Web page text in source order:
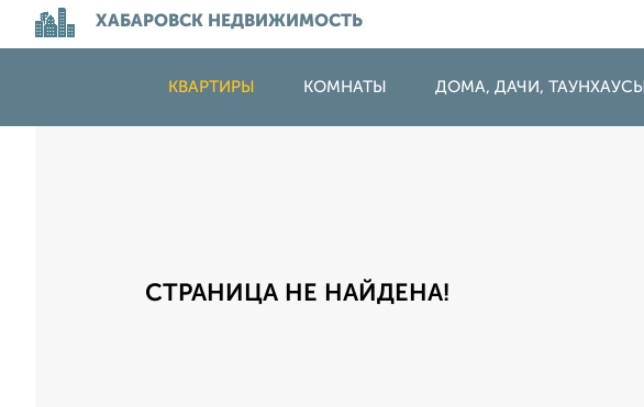
ХАБАРОВСК НЕДВИЖИМОСТЬ
КВАРТИРЫ КОМНАТЫ ДОМА, ДАЧИ, ТАУНХАУСЫ
СТРАНИЦА НЕ НАЙДЕНА!